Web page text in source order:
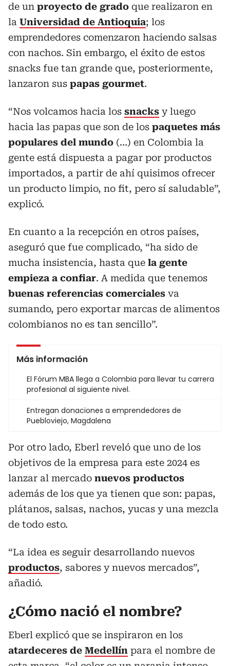
de un proyecto de grado que realizaron en
la Universidad de Antioquia; los
emprendedores comenzaron haciendo salsas
con nachos. Sin embargo, el éxito de estos
snacks fue tan grande que, posteriormente,
lanzaron sus papas gourmet.
“Nos volcamos hacia los snacks y luego
hacia las papas que son de los paquetes más
populares del mundo (…) en Colombia la
gente está dispuesta a pagar por productos
importados, a partir de ahí quisimos ofrecer
un producto limpio, no fit, pero sí saludable”,
explicó.
En cuanto a la recepción en otros países,
aseguró que fue complicado, “ha sido de
mucha insistencia, hasta que la gente
empieza a confiar. A medida que tenemos
buenas referencias comerciales va
sumando, pero exportar marcas de alimentos
colombianos no es tan sencillo”.
Más información
El Fórum MBA llega a Colombia para llevar tu carrera
profesional al siguiente nivel.
Entregan donaciones a emprendedores de
Puebloviejo, Magdalena
Por otro lado, Eberl reveló que uno de los
objetivos de la empresa para este 2024 es
lanzar al mercado nuevos productos
además de los que ya tienen que son: papas,
plátanos, salsas, nachos, yucas y una mezcla
de todo esto.
“La idea es seguir desarrollando nuevos
productos, sabores y nuevos mercados”,
añadió.
¿Cómo nació el nombre?
Eberl explicó que se inspiraron en los
atardeceres de Medellín para el nombre de